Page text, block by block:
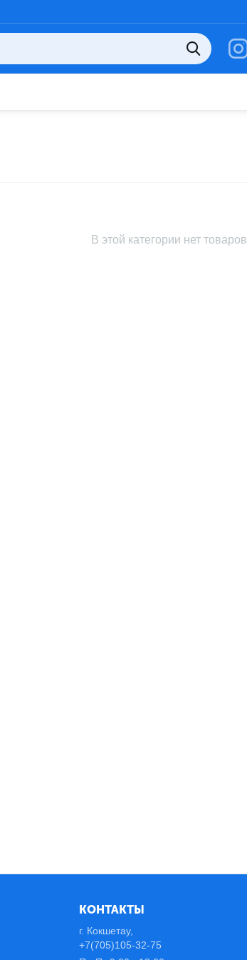
В этой категории нет товаров
КОНТАКТЫ
г. Кокшетау,
+7(705)105-32-75